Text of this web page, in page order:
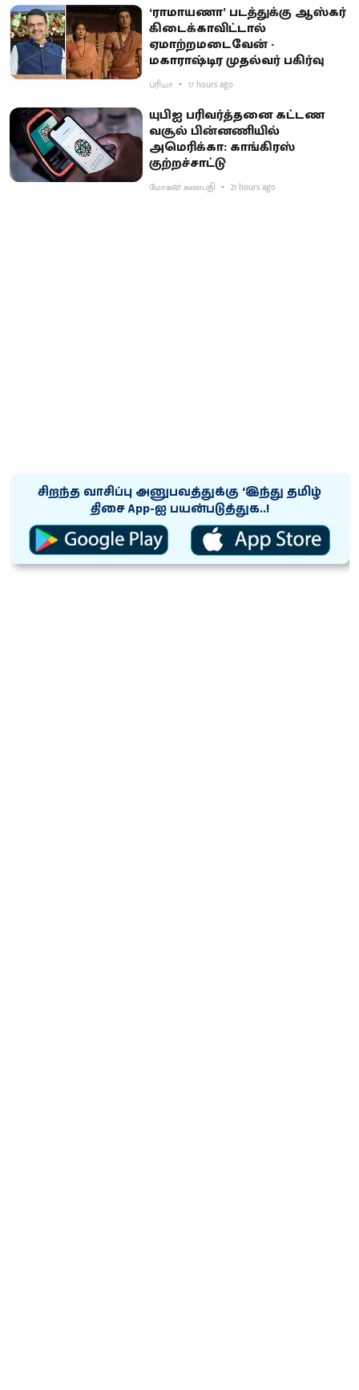
‘ராமாயணா’ படத்துக்கு ஆஸ்கர்
கிடைக்காவிட்டால்
ஏமாற்றமடைவேன் -
மகாராஷ்டிர முதல்வர் பகிர்வு
ப்ரியா 17 hours ago
யுபிஐ பரிவர்த்தனை கட்டண
வசூல் பின்னணியில்
அமெரிக்கா: காங்கிரஸ்
குற்றச்சாட்டு
மோகன் கணபதி 21 hours ago
சிறந்த வாசிப்பு அனுபவத்துக்கு ‘இந்து தமிழ்
திசை App-ஐ பயன்படுத்துக..!